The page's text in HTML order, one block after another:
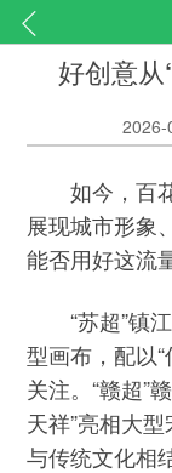
好创意从
2026-
如今，百花
展现城市形象
能否用好这流
“苏超”镇江
型画布，配以
关注。“赣超”
天祥”亮相大
与传统文化相